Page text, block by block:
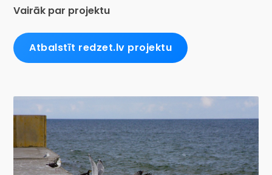
Vairāk par projektu
Atbalstīt redzet.lv projektu